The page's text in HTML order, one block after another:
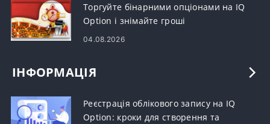
Торгуйте бінарними опціонами на IQ
Option і знімайте гроші
04.08.2026
ІНФОРМАЦІЯ
Реєстрація облікового запису на IQ
Option: кроки для створення та